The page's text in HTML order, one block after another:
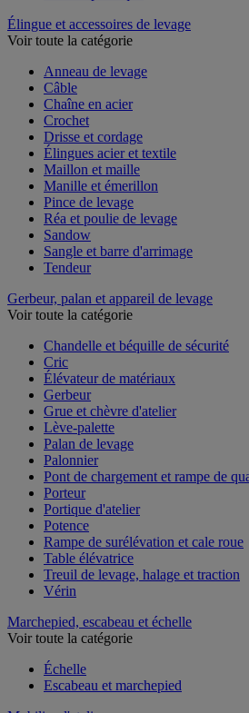
Élingue et accessoires de levage
Anneau de levage
Câble
Chaîne en acier
Crochet
Drisse et cordage
Élingues acier et textile
Maillon et maille
Manille et émerillon
Pince de levage
Réa et poulie de levage
Sandow
Sangle et barre d'arrimage
Gerbeur, palan et appareil de levage
Chandelle et béquille de sécurité
Cric
Élévateur de matériaux
Gerbeur
Grue et chèvre d'atelier
Lève-palette
Palan de levage
Palonnier
Pont de chargement et rampe de quai
Porteur
Portique d'atelier
Potence
Rampe de surélévation et cale roue
Table élévatrice
Treuil de levage, halage et traction
Marchepied, escabeau et échelle
Échelle